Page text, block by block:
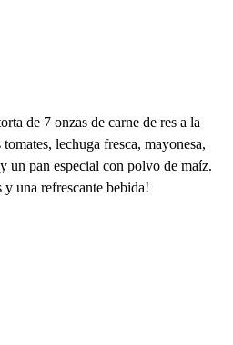
de 7 onzas de carne de res a la
lechuga fresca, mayonesa,
un pan especial con polvo de maíz.
una refrescante bebida!